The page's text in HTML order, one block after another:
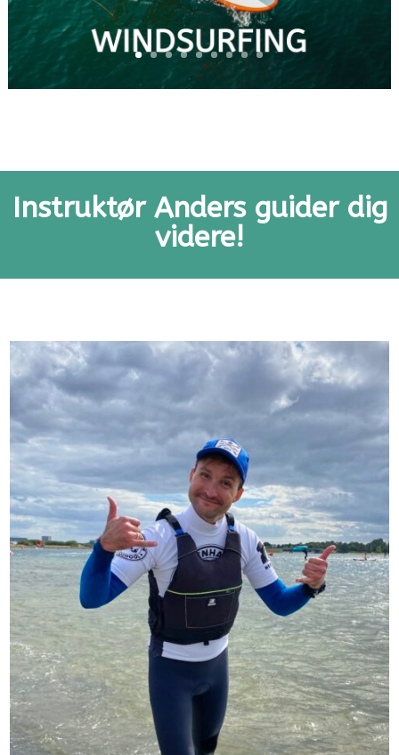
Instruktør Anders guider dig
videre!